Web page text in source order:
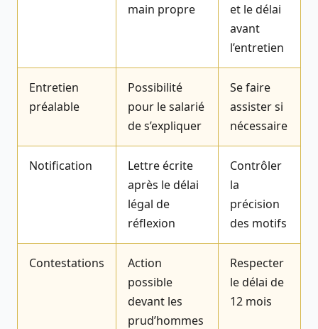
main propre
et le délai
avant
l’entretien
Entretien
préalable
Possibilité
pour le salarié
de s’expliquer
Se faire
assister si
nécessaire
Notification
Lettre écrite
après le délai
légal de
réflexion
Contrôler
la
précision
des motifs
Contestations
Action
possible
devant les
prud’hommes
Respecter
le délai de
12 mois